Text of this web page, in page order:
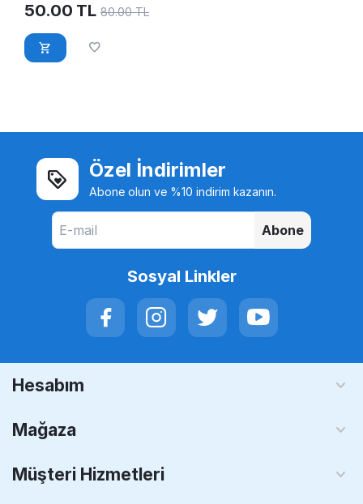
50.00 TL 80.00 TL
Özel İndirimler
Abone olun ve %10 indirim kazanın.
Abone
Sosyal Linkler
Hesabım
Mağaza
Müşteri Hizmetleri